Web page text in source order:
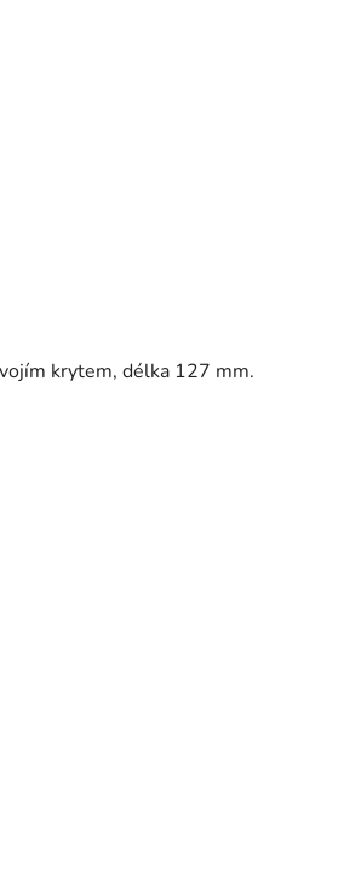
krytem, délka 127 mm.